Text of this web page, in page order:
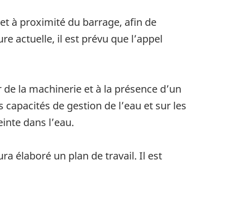
à proximité du barrage, afin de
actuelle, il est prévu que l’appel
la machinerie et à la présence d’un
de gestion de l’eau et sur les
dans l’eau.
élaboré un plan de travail. Il est